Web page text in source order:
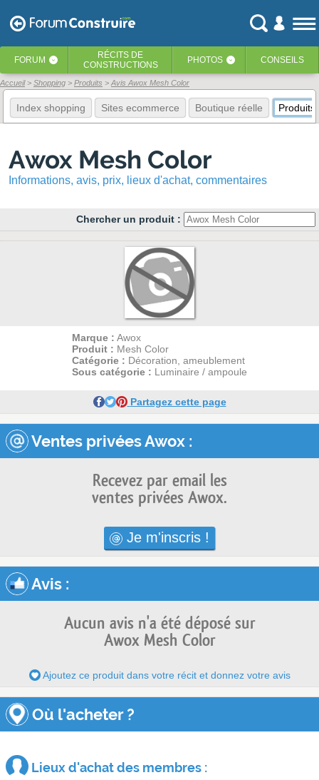
FORUM ‹ RÉCITS DE
CONSTRUCTIONS
PHOTOS ‹ CONSEILS
Accueil Shopping Produits Avis Awox Mesh Color
Index shopping Sites ecommerce Boutique réelle Produits
Awox Mesh Color
Informations, avis, prix, lieux d'achat, commentaires
Chercher un produit :
Marque : Awox
Produit : Mesh Color
Catégorie : Décoration, ameublement
Sous catégorie : Luminaire / ampoule
Partagez cette page
Ventes privées Awox :
Recevez par email les
ventes privées Awox.
Je m'inscris !
Avis :
Aucun avis n'a été déposé sur
Awox Mesh Color
Ajoutez ce produit dans votre récit et donnez votre avis
Où l'acheter ?
Lieux d'achat des membres :